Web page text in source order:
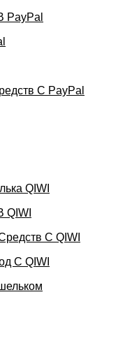
PayPal
С PayPal
QIWI
QIWI
C QIWI
С QIWI